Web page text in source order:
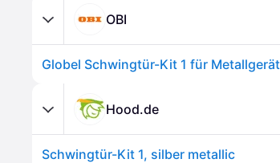
OBI
Globel Schwingtür-Kit 1 für
Hood.de
Schwingtür-Kit 1, silber metallic